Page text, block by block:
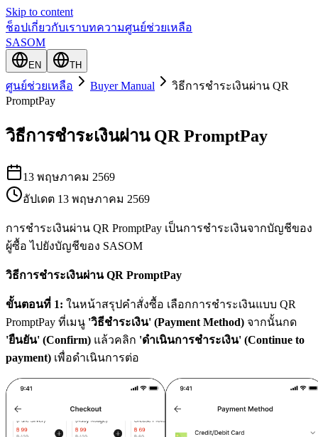
Skip to content
ช็อปเกี่ยวกับเราบทความศูนย์ช่วยเหลือ
SASOM
EN TH
ศูนย์ช่วยเหลือ Buyer Manual
วิธีการชำระเงินผ่าน QR
PromptPay
วิธีการชำระเงินผ่าน QR PromptPay
13 พฤษภาคม 2569
อัปเดต 13 พฤษภาคม 2569
การชำระเงินผ่าน QR PromptPay เป็นการชำระเงินจากบัญชีของ
ผู้ซื้อ ไปยังบัญชีของ SASOM
วิธีการชำระเงินผ่าน QR PromptPay
ขั้นตอนที่ 1: ในหน้าสรุปคำสั่งซื้อ เลือกการชำระเงินแบบ QR
PromptPay ที่เมนู 'วิธีชำระเงิน' (Payment Method) จากนั้นกด
'ยืนยัน' (Confirm) แล้วคลิก 'ดำเนินการชำระเงิน' (Continue to
payment) เพื่อดำเนินการต่อ